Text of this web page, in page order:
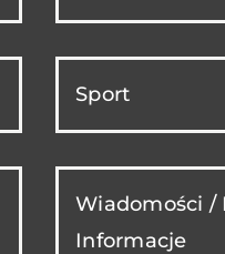
Sport
Wiadomości /
Informacje